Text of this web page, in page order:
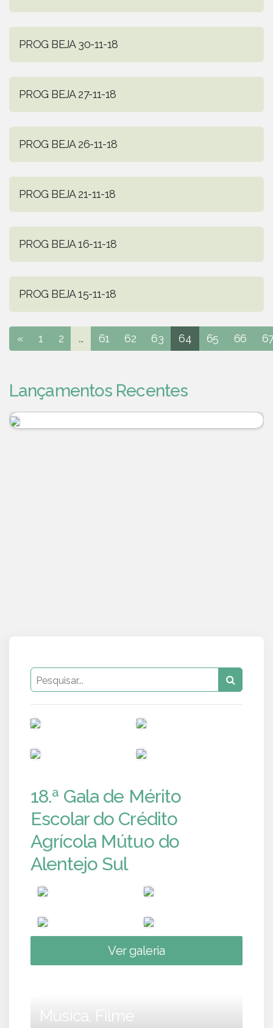
PROG BEJA 30-11-18
PROG BEJA 27-11-18
PROG BEJA 26-11-18
PROG BEJA 21-11-18
PROG BEJA 16-11-18
PROG BEJA 15-11-18
« 1 2 ... 61 62 63 64 65 66
Lançamentos Recentes
18.ª Gala de Mérito
Escolar do Crédito
Agrícola Mútuo do
Alentejo Sul
Ver galeria
Música, Filme